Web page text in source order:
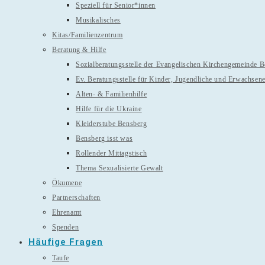
Speziell für Senior*innen
Musikalisches
Kitas/Familienzentrum
Beratung & Hilfe
Sozialberatungsstelle der Evangelischen Kirchengemeinde
Ev. Beratungsstelle für Kinder, Jugendliche und Erwachsene
Alten- & Familienhilfe
Hilfe für die Ukraine
Kleiderstube Bensberg
Bensberg isst was
Rollender Mittagstisch
Thema Sexualisierte Gewalt
Ökumene
Partnerschaften
Ehrenamt
Spenden
Häufige Fragen
Taufe